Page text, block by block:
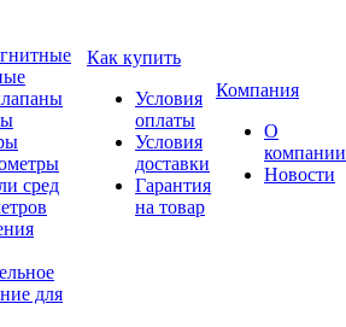
сред
для
Как купить
Условия
оплаты
Условия
доставки
Гарантия
на товар
Компания
О
компании
Новости